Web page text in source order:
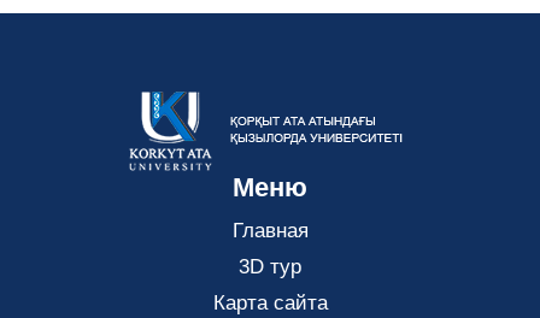
Меню
Главная
3D тур
Карта сайта